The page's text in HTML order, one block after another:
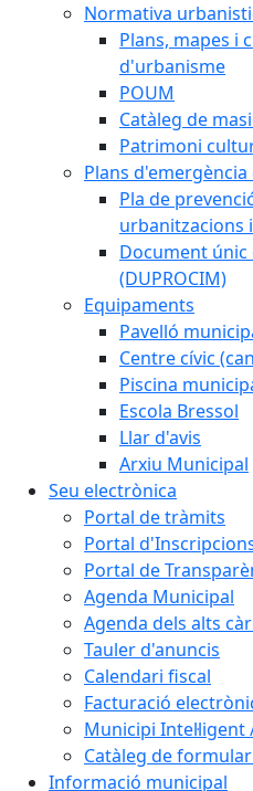
Normativa
Plans, mapes i
d'urbanisme
POUM
Catàleg de
Patrimoni
Plans
Pla de
urbanitzacions
Document únic
(DUPROCIM)
Equipaments
Pavelló
Centre cívic
Piscina
Escola Bressol
Llar d'avis
Arxiu Municipal
Seu electrònica
Portal de tràmits
Portal
Portal de
Agenda Municipal
Agenda dels alts
Tauler d'anuncis
Calendari fiscal
Facturació
Municipi Intel·ligent
Catàleg de
Informació municipal